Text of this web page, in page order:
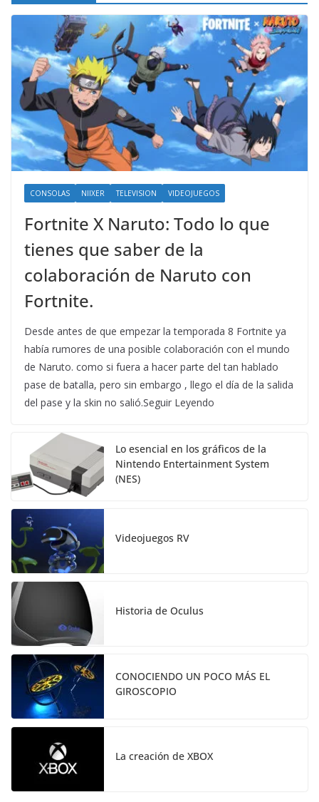
CONSOLAS NIIXER TELEVISION VIDEOJUEGOS
Fortnite X Naruto: Todo lo que
tienes que saber de la
colaboración de Naruto con
Fortnite.
Desde antes de que empezar la temporada 8 Fortnite ya
había rumores de una posible colaboración con el mundo
de Naruto. como si fuera a hacer parte del tan hablado
pase de batalla, pero sin embargo , llego el día de la salida
del pase y la skin no salió.Seguir Leyendo
Lo esencial en los gráficos de la
Nintendo Entertainment System
(NES)
Videojuegos RV
Historia de Oculus
CONOCIENDO UN POCO MÁS EL
GIROSCOPIO
La creación de XBOX